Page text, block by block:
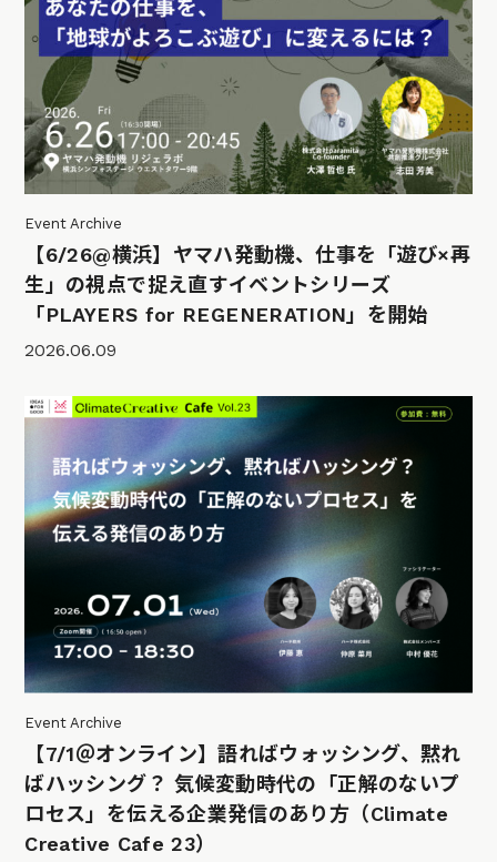
Event Archive
【6/26@横浜】ヤマハ発動機、仕事を「遊び×再
生」の視点で捉え直すイベントシリーズ
「PLAYERS for REGENERATION」を開始
2026.06.09
Event Archive
【7/1＠オンライン】語ればウォッシング、黙れ
ばハッシング？ 気候変動時代の「正解のないプ
ロセス」を伝える企業発信のあり方（Climate
Creative Cafe 23）